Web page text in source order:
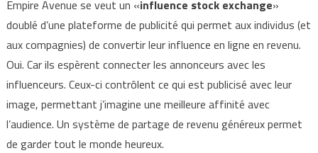
Empire Avenue se veut un «influence stock exchange»
doublé d’une plateforme de publicité qui permet aux individus (et
aux compagnies) de convertir leur influence en ligne en revenu.
Oui. Car ils espèrent connecter les annonceurs avec les
influenceurs. Ceux-ci contrôlent ce qui est publicisé avec leur
image, permettant j’imagine une meilleure affinité avec
l’audience. Un système de partage de revenu généreux permet
de garder tout le monde heureux.